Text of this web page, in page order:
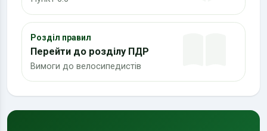
Розділ правил
Перейти до розділу ПДР
Вимоги до велосипедистів